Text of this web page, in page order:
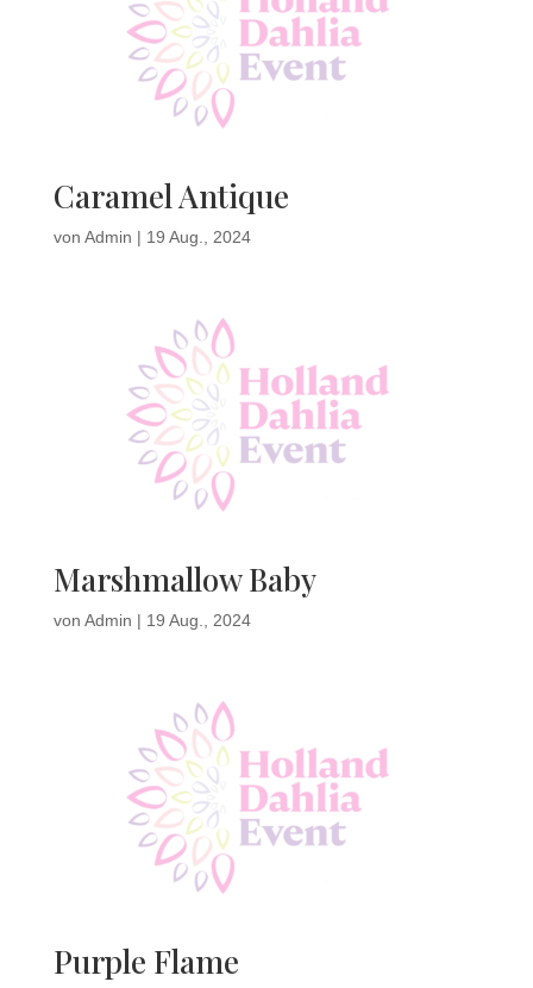
Caramel Antique
von Admin | 19 Aug., 2024
Marshmallow Baby
von Admin | 19 Aug., 2024
Purple Flame